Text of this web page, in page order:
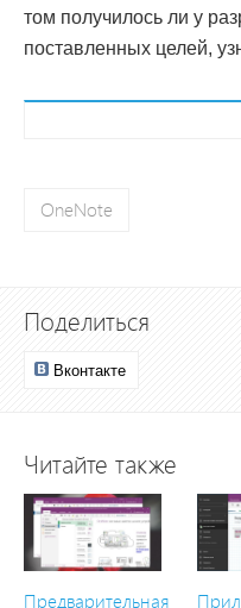
том получилось ли у
поставленных целей,
OneNote
Поделиться
Вконтакте
Читайте также
Предварительная